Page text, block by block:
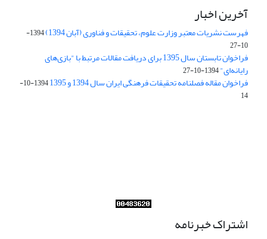
آخرین اخبار
فهرست نشریات معتبر وزارت علوم، تحقیقات و فناوری (آبان 1394)
1394-
10-27
فراخوان تابستان سال 1395 برای دریافت مقالات مرتبط با "بازی‌های
رایانه‌ای"1394-10-27
فراخوان مقاله فصلنامه تحقیقات فرهنگی ایران سال 1394 و 1395
1394-10-
14
اشتراک خبرنامه